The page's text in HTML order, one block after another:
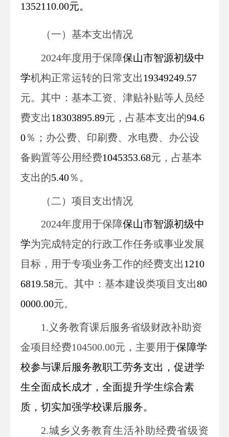
1352110.00元。
（一）基本支出情况
2024年度用于保障保山市智源初级中
学机构正常运转的日常支出19349249.57
元。 其中： 基本工资、津贴补贴等人员经
费支出18303895.89元， 占基本支出的94.6
0％；办公费、印刷费、水电费、办公设
备购置等公用经费1045353.68元， 占基本
支出的5.40％。
（二）项目支出情况
2024年度用于保障保山市智源初级中
学为完成特定的行政工作任务或事业发展
目标，用于专项业务工作的经费支出1210
6819.58元。 其中：基本建设类项目支出80
0000.00元。
1. 义务教育课后服务省级财政补助资
金项目经费104500.00元，主要用于保障学
校参与课后服务教职工劳务支出， 促进学
生全面成长成才，全面提升学生综合素
质，切实加强学校课后服务。
2.城乡义务教育生活补助经费省级资